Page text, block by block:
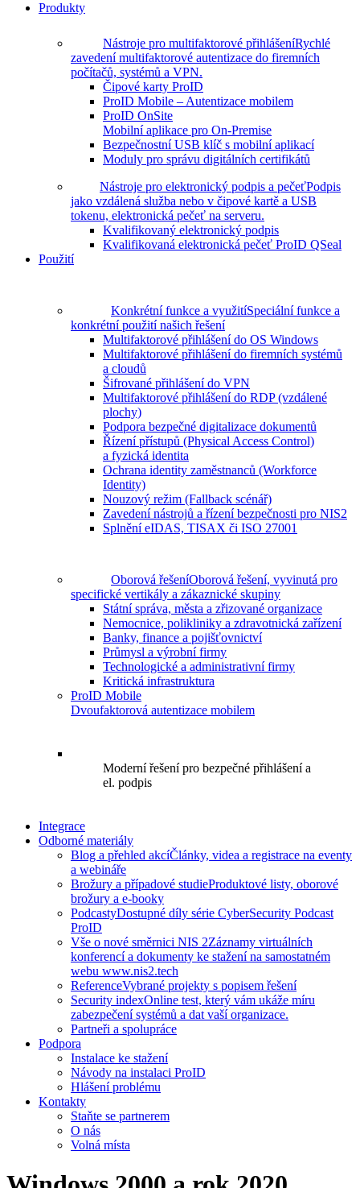
Produkty
Nástroje pro multifaktorové přihlášeníRychlé
zavedení multifaktorové autentizace do firemních
počítačů, systémů a VPN.
Čipové karty ProID
ProID Mobile – Autentizace mobilem
ProID OnSite
Mobilní aplikace pro On-Premise
Bezpečnostní USB klíč s mobilní aplikací
Moduly pro správu digitálních certifikátů
Nástroje pro elektronický podpis a pečeťPodpis
jako vzdálená služba nebo v čipové kartě a USB
tokenu, elektronická pečeť na serveru.
Kvalifikovaný elektronický podpis
Kvalifikovaná elektronická pečeť ProID QSeal
Použití
Konkrétní funkce a využitíSpeciální funkce a
konkrétní použití našich řešení
Multifaktorové přihlášení do OS Windows
Multifaktorové přihlášení do firemních systémů
a cloudů
Šifrované přihlášení do VPN
Multifaktorové přihlášení do RDP (vzdálené
plochy)
Podpora bezpečné digitalizace dokumentů
Řízení přístupů (Physical Access Control)
a fyzická identita
Ochrana identity zaměstnanců (Workforce
Identity)
Nouzový režim (Fallback scénář)
Zavedení nástrojů a řízení bezpečnosti pro NIS2
Splnění eIDAS, TISAX či ISO 27001
Oborová řešeníOborová řešení, vyvinutá pro
specifické vertikály a zákaznické skupiny
Státní správa, města a zřizované organizace
Nemocnice, polikliniky a zdravotnická zařízení
Banky, finance a pojišťovnictví
Průmysl a výrobní firmy
Technologické a administrativní firmy
Kritická infrastruktura
ProID Mobile
Dvoufaktorová autentizace mobilem
Moderní řešení pro bezpečné přihlášení a
el. podpis
Integrace
Odborné materiály
Blog a přehled akcíČlánky, videa a registrace na eventy
a webináře
Brožury a případové studieProduktové listy, oborové
brožury a e-booky
PodcastyDostupné díly série CyberSecurity Podcast
ProID
Vše o nové směrnici NIS 2Záznamy virtuálních
konferencí a dokumenty ke stažení na samostatném
webu www.nis2.tech
ReferenceVybrané projekty s popisem řešení
Security indexOnline test, který vám ukáže míru
zabezpečení systémů a dat vaší organizace.
Partneři a spolupráce
Podpora
Instalace ke stažení
Návody na instalaci ProID
Hlášení problému
Kontakty
Staňte se partnerem
O nás
Volná místa